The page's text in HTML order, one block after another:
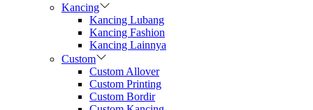
Kancing
Kancing Lubang
Kancing Fashion
Kancing Lainnya
Custom
Custom Allover
Custom Printing
Custom Bordir